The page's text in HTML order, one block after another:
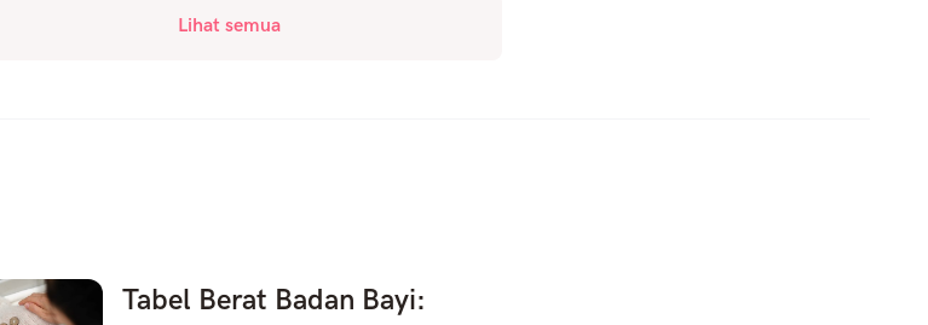
Lihat semua
Tabel Berat Badan Bayi: